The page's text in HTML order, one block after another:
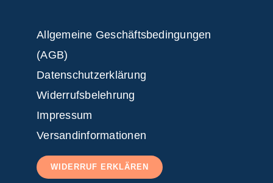
Allgemeine Geschäftsbedingungen
(AGB)
Datenschutzerklärung
Widerrufsbelehrung
Impressum
Versandinformationen
WIDERRUF ERKLÄREN